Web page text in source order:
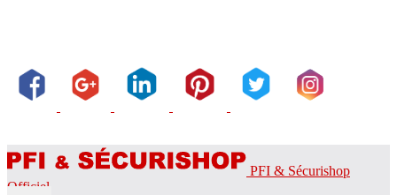
PFI & Sécurishop
Officiel